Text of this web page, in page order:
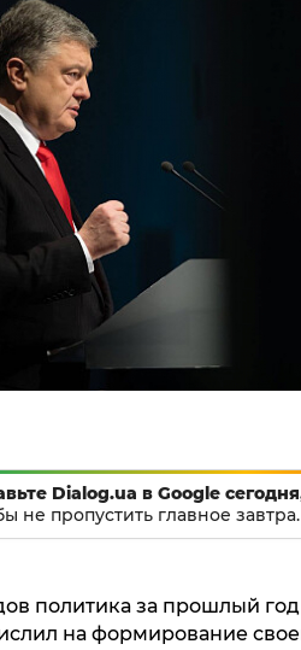
Dialog.ua в Google
не пропустить главное завтра.
политика за прошлый
на формирование